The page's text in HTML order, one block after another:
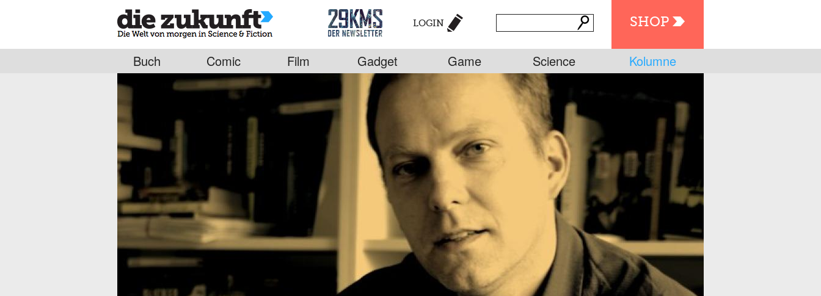
SHOP
LOGIN
Buch Comic Film Gadget Game Science Kolumne